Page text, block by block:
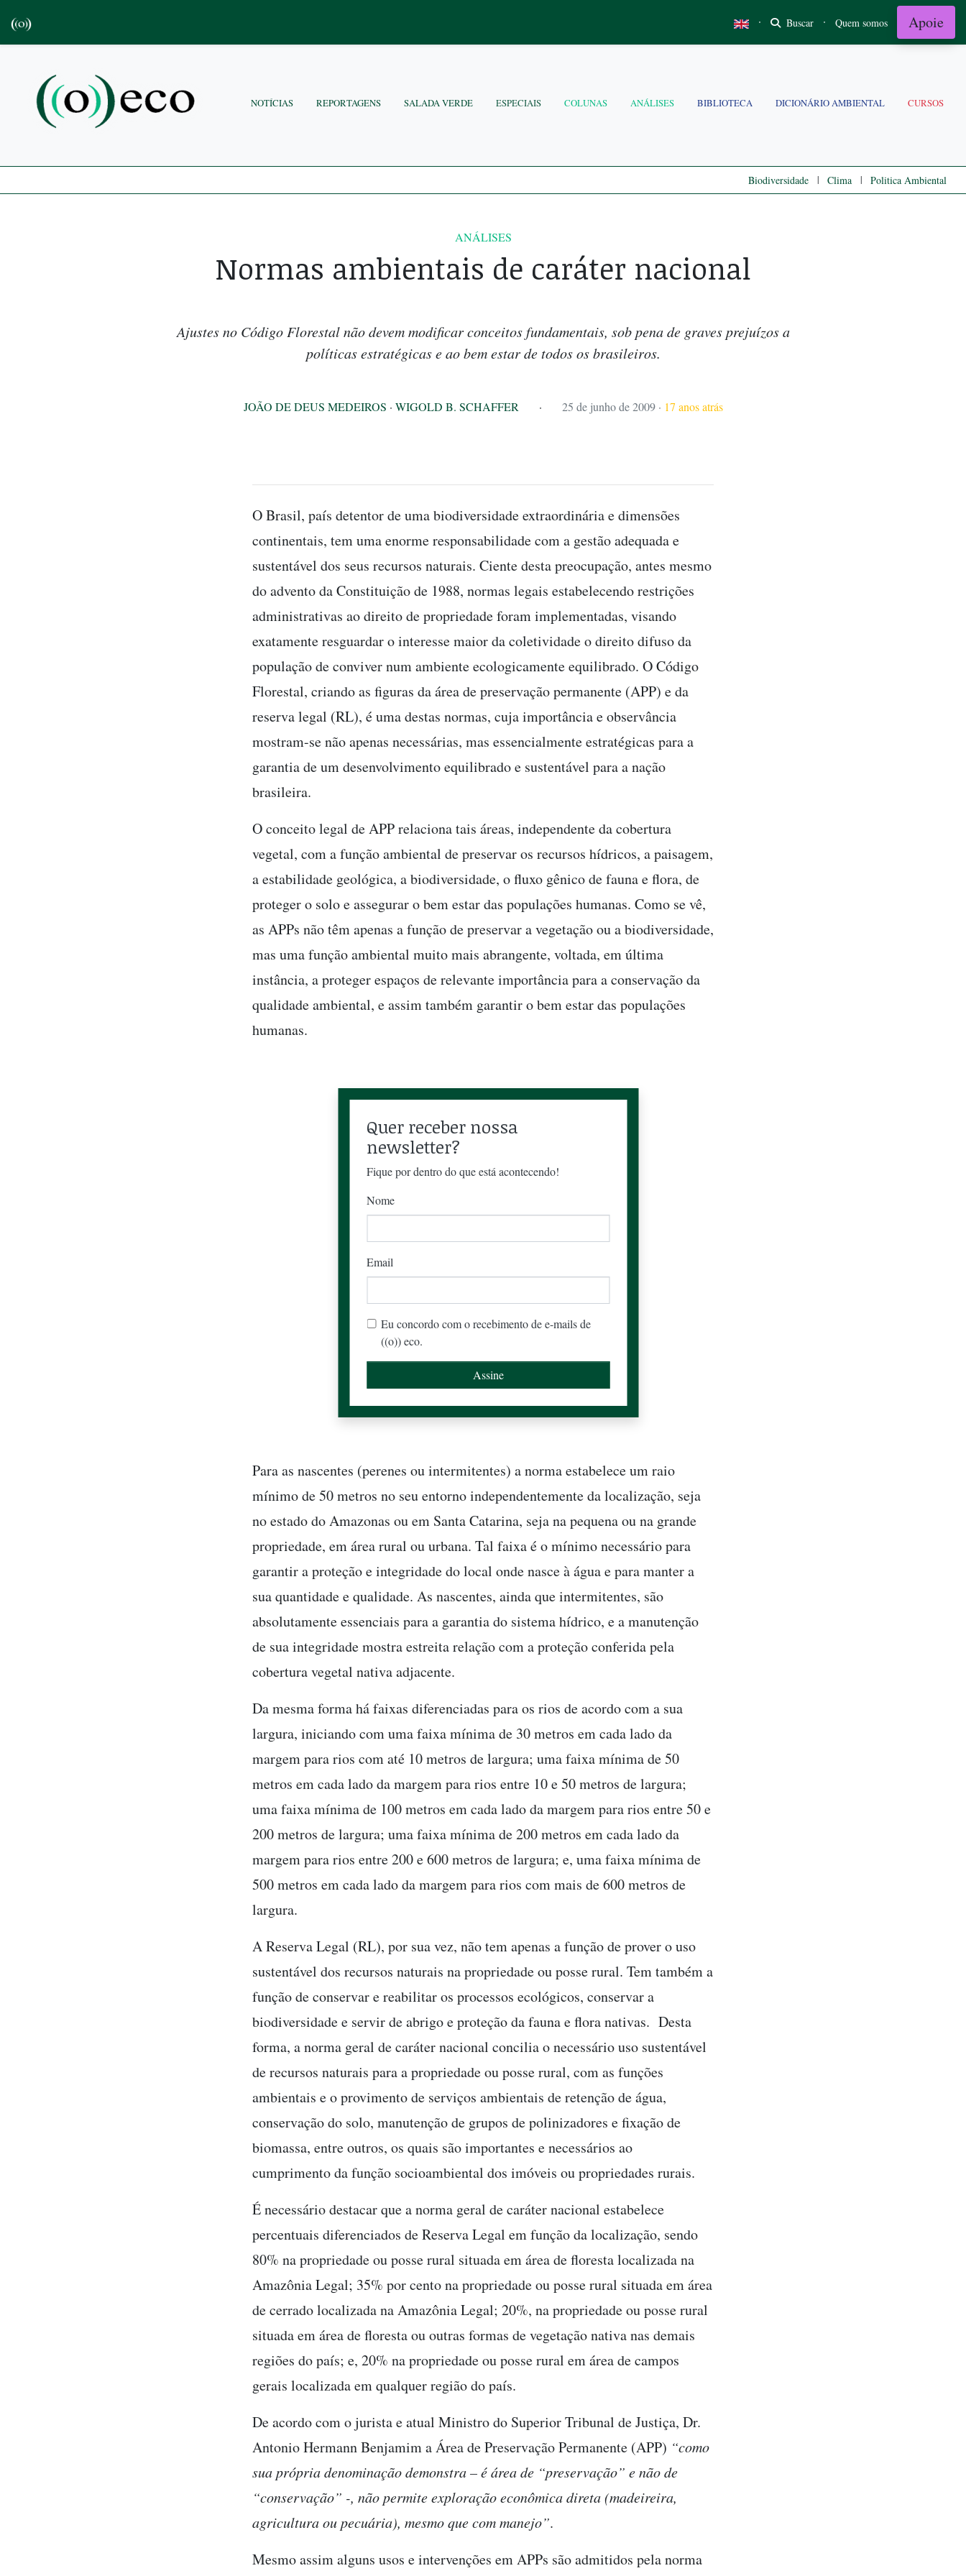
· Buscar · Quem somos Apoie
NOTÍCIAS REPORTAGENS SALADA VERDE ESPECIAIS COLUNAS ANÁLISES BIBLIOTECA DICIONÁRIO AMBIENTAL CURSOS
Biodiversidade | Clima | Politica Ambiental
ANÁLISES
Normas ambientais de caráter nacional
Ajustes no Código Florestal não devem modificar conceitos fundamentais, sob pena de graves prejuízos a
políticas estratégicas e ao bem estar de todos os brasileiros.
JOÃO DE DEUS MEDEIROS · WIGOLD B. SCHAFFER · 25 de junho de 2009 · 17 anos atrás
O Brasil, país detentor de uma biodiversidade extraordinária e dimensões
continentais, tem uma enorme responsabilidade com a gestão adequada e
sustentável dos seus recursos naturais. Ciente desta preocupação, antes mesmo
do advento da Constituição de 1988, normas legais estabelecendo restrições
administrativas ao direito de propriedade foram implementadas, visando
exatamente resguardar o interesse maior da coletividade o direito difuso da
população de conviver num ambiente ecologicamente equilibrado. O Código
Florestal, criando as figuras da área de preservação permanente (APP) e da
reserva legal (RL), é uma destas normas, cuja importância e observância
mostram-se não apenas necessárias, mas essencialmente estratégicas para a
garantia de um desenvolvimento equilibrado e sustentável para a nação
brasileira.
O conceito legal de APP relaciona tais áreas, independente da cobertura
vegetal, com a função ambiental de preservar os recursos hídricos, a paisagem,
a estabilidade geológica, a biodiversidade, o fluxo gênico de fauna e flora, de
proteger o solo e assegurar o bem estar das populações humanas. Como se vê,
as APPs não têm apenas a função de preservar a vegetação ou a biodiversidade,
mas uma função ambiental muito mais abrangente, voltada, em última
instância, a proteger espaços de relevante importância para a conservação da
qualidade ambiental, e assim também garantir o bem estar das populações
humanas.
Quer receber nossa
newsletter?
Fique por dentro do que está acontecendo!
Nome
Email
Eu concordo com o recebimento de e-mails de
((o)) eco.
Para as nascentes (perenes ou intermitentes) a norma estabelece um raio
mínimo de 50 metros no seu entorno independentemente da localização, seja
no estado do Amazonas ou em Santa Catarina, seja na pequena ou na grande
propriedade, em área rural ou urbana. Tal faixa é o mínimo necessário para
garantir a proteção e integridade do local onde nasce à água e para manter a
sua quantidade e qualidade. As nascentes, ainda que intermitentes, são
absolutamente essenciais para a garantia do sistema hídrico, e a manutenção
de sua integridade mostra estreita relação com a proteção conferida pela
cobertura vegetal nativa adjacente.
Da mesma forma há faixas diferenciadas para os rios de acordo com a sua
largura, iniciando com uma faixa mínima de 30 metros em cada lado da
margem para rios com até 10 metros de largura; uma faixa mínima de 50
metros em cada lado da margem para rios entre 10 e 50 metros de largura;
uma faixa mínima de 100 metros em cada lado da margem para rios entre 50 e
200 metros de largura; uma faixa mínima de 200 metros em cada lado da
margem para rios entre 200 e 600 metros de largura; e, uma faixa mínima de
500 metros em cada lado da margem para rios com mais de 600 metros de
largura.
A Reserva Legal (RL), por sua vez, não tem apenas a função de prover o uso
sustentável dos recursos naturais na propriedade ou posse rural. Tem também a
função de conservar e reabilitar os processos ecológicos, conservar a
biodiversidade e servir de abrigo e proteção da fauna e flora nativas. Desta
forma, a norma geral de caráter nacional concilia o necessário uso sustentável
de recursos naturais para a propriedade ou posse rural, com as funções
ambientais e o provimento de serviços ambientais de retenção de água,
conservação do solo, manutenção de grupos de polinizadores e fixação de
biomassa, entre outros, os quais são importantes e necessários ao
cumprimento da função socioambiental dos imóveis ou propriedades rurais.
É necessário destacar que a norma geral de caráter nacional estabelece
percentuais diferenciados de Reserva Legal em função da localização, sendo
80% na propriedade ou posse rural situada em área de floresta localizada na
Amazônia Legal; 35% por cento na propriedade ou posse rural situada em área
de cerrado localizada na Amazônia Legal; 20%, na propriedade ou posse rural
situada em área de floresta ou outras formas de vegetação nativa nas demais
regiões do país; e, 20% na propriedade ou posse rural em área de campos
gerais localizada em qualquer região do país.
De acordo com o jurista e atual Ministro do Superior Tribunal de Justiça, Dr.
Antonio Hermann Benjamim a Área de Preservação Permanente (APP) “como
sua própria denominação demonstra – é área de “preservação” e não de
“conservação” -, não permite exploração econômica direta (madeireira,
agricultura ou pecuária), mesmo que com manejo”.
Mesmo assim alguns usos e intervenções em APPs são admitidos pela norma